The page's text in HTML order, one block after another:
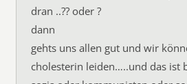
dran ..?? oder ?
dann
gehts uns allen gut und wir
cholesterin leiden…..und das ist